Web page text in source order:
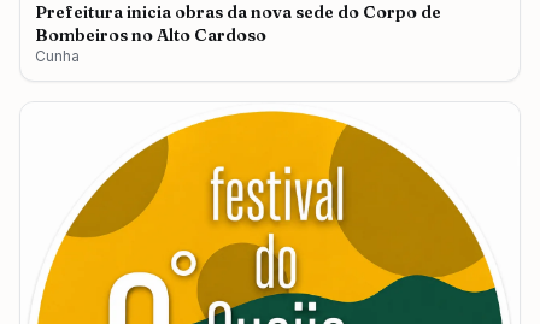
Prefeitura inicia obras da nova sede do Corpo de
Bombeiros no Alto Cardoso
Cunha